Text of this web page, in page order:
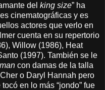
del king size” ha
cinematográficas y es
actores que verlo en
cuenta en su repertorio
Willow (1986), Heat
(1997). También se le
con damas de la talla
Cher o Daryl Hannah pero
en lo más “jondo” fue